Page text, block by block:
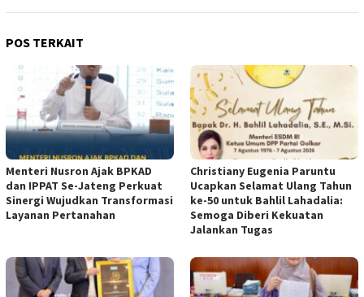
POS TERKAIT
Menteri Nusron Ajak BPKAD
dan IPPAT Se-Jateng Perkuat
Sinergi Wujudkan Transformasi
Layanan Pertanahan
Christiany Eugenia Paruntu
Ucapkan Selamat Ulang Tahun
ke-50 untuk Bahlil Lahadalia:
Semoga Diberi Kekuatan
Jalankan Tugas